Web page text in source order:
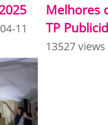
11
Melhores
TP
13527